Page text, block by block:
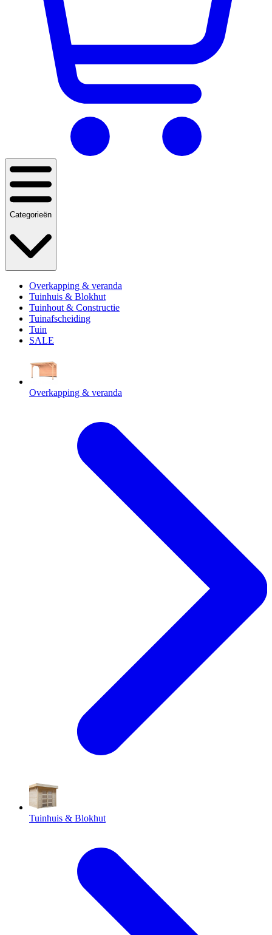
Categorieën
Overkapping & veranda
Tuinhuis & Blokhut
Tuinhout & Constructie
Tuinafscheiding
Tuin
SALE
Overkapping & veranda
Tuinhuis & Blokhut